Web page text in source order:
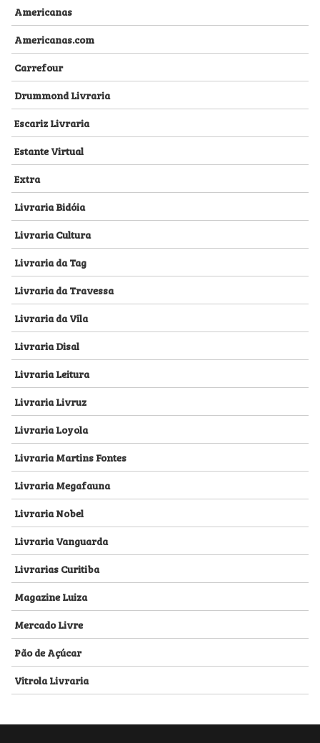
Americanas
Americanas.com
Carrefour
Drummond Livraria
Escariz Livraria
Estante Virtual
Extra
Livraria Bidóia
Livraria Cultura
Livraria da Tag
Livraria da Travessa
Livraria da Vila
Livraria Disal
Livraria Leitura
Livraria Livruz
Livraria Loyola
Livraria Martins Fontes
Livraria Megafauna
Livraria Nobel
Livraria Vanguarda
Livrarias Curitiba
Magazine Luiza
Mercado Livre
Pão de Açúcar
Vitrola Livraria